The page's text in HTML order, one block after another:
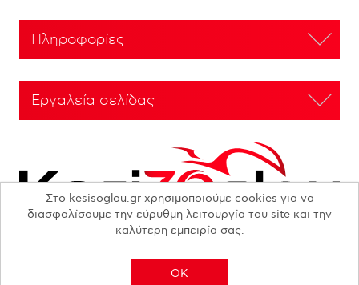
Πληροφορίες
Εργαλεία σελίδας
Στο kesisoglou.gr χρησιμοποιούμε cookies για να
διασφαλίσουμε την εύρυθμη λειτουργία του site και την
καλύτερη εμπειρία σας.
OK